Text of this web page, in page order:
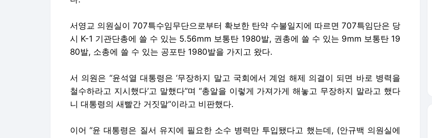
서영교 의원실이 707특수임무단으로부터 확보한 탄약 수불일지에 따르면 707특임단은 당
시 K-1 기관단총에 쓸 수 있는 5.56mm 보통탄 1980발, 권총에 쓸 수 있는 9mm 보통탄 19
80발, 소총에 쓸 수 있는 공포탄 1980발을 가지고 왔다.
서 의원은 “윤석열 대통령은 ‘무장하지 말고 국회에서 계엄 해제 의결이 되면 바로 병력을
철수하라고 지시했다’고 말했다”며 “총알을 이렇게 가져가게 해놓고 무장하지 말라고 했다
니 대통령의 새빨간 거짓말”이라고 비판했다.
이어 “윤 대통령은 질서 유지에 필요한 소수 병력만 투입됐다고 했는데, (안규백 의원실에